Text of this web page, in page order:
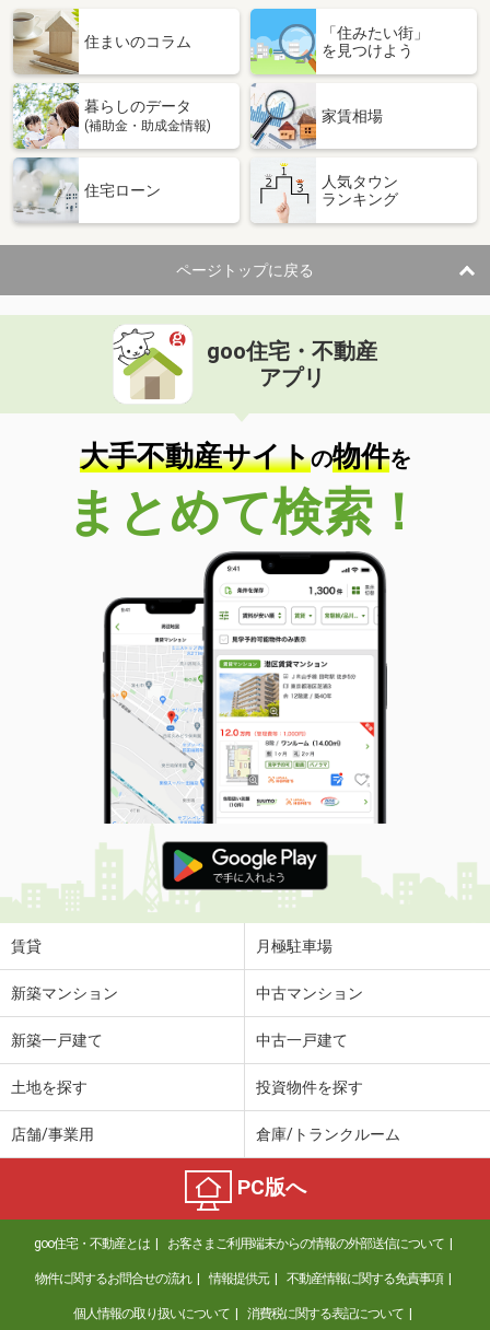
住まいのコラム
「住みたい街」
を見つけよう
暮らしのデータ
(補助金・助成金情報)
家賃相場
住宅ローン
人気タウン
ランキング
ページトップに戻る
goo住宅・不動産
アプリ
大手不動産サイトの物件を
まとめて検索！
賃貸 月極駐車場
新築マンション 中古マンション
新築一戸建て 中古一戸建て
土地を探す 投資物件を探す
店舗/事業用 倉庫/トランクルーム
PC版へ
goo住宅・不動産とは お客さまご利用端末からの情報の外部送信について
物件に関するお問合せの流れ 情報提供元 不動産情報に関する免責事項
個人情報の取り扱いについて 消費税に関する表記について